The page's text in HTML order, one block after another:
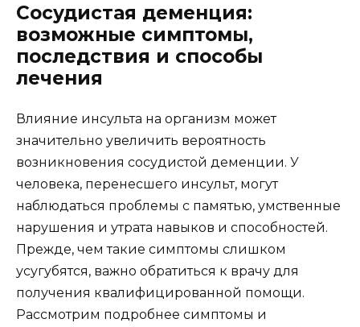
Сосудистая деменция:
возможные симптомы,
последствия и способы
лечения
Влияние инсульта на организм может
значительно увеличить вероятность
возникновения сосудистой деменции. У
человека, перенесшего инсульт, могут
наблюдаться проблемы с памятью, умственные
нарушения и утрата навыков и способностей.
Прежде, чем такие симптомы слишком
усугубятся, важно обратиться к врачу для
получения квалифицированной помощи.
Рассмотрим подробнее симптомы и